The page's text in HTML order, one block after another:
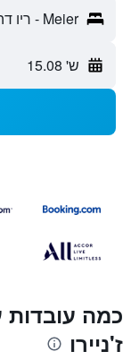
Meier - ריו דה ז'ניירו, מדינת ריו דה ז'ניירו, ברזיל
ש' 15.08
ז'ניירו